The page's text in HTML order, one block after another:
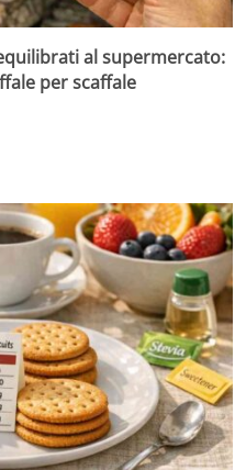
al supermercato:
per scaffale